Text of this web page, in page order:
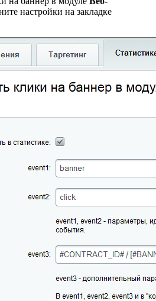
настройки на закладке